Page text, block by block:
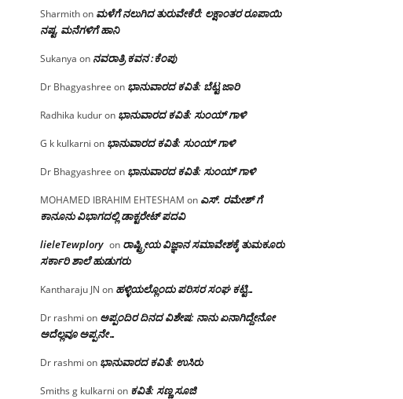
Sharmithon ಮಳೆಗೆ ನಲುಗಿದ ತುರುವೇಕೆರೆ: ಲಕ್ಷಾಂತರ ರೂಪಾಯಿ
ನಷ್ಟ, ಮನೆಗಳಿಗೆ ಹಾನಿ
Sukanya on ನವರಾತ್ರಿ ಕವನ :ಕೆಂಪು
Dr Bhagyashree on ಭಾನುವಾರದ ಕವಿತೆ: ಬೆಟ್ಟ ಜಾರಿ
Radhika kuduron ಭಾನುವಾರದ ಕವಿತೆ: ಸುಂಯ್ ಗಾಳಿ
G k kulkarni on ಭಾನುವಾರದ ಕವಿತೆ: ಸುಂಯ್ ಗಾಳಿ
Dr Bhagyashree on ಭಾನುವಾರದ ಕವಿತೆ: ಸುಂಯ್ ಗಾಳಿ
MOHAMED IBRAHIM EHTESHAM on ಎಸ್. ರಮೇಶ್ ಗೆ
ಕಾನೂನು ವಿಭಾಗದಲ್ಲಿ ಡಾಕ್ಟರೇಟ್ ಪದವಿ
lieleTewplory on ರಾಷ್ಟ್ರೀಯ ವಿಜ್ಞಾನ ಸಮಾವೇಶಕ್ಕೆ‌ ತುಮಕೂರು
ಸರ್ಕಾರಿ ಶಾಲೆ ಹುಡುಗರು
Kantharaju JN on ಹಳ್ಳಿಯಲ್ಲೊಂದು ಪರಿಸರ ಸಂಘ ಕಟ್ಟಿ…
Dr rashmi on ಅಪ್ಪಂದಿರ ದಿನದ ವಿಶೇಷ: ನಾನು ಏನಾಗಿದ್ದೇನೋ‌
ಅದೆಲ್ಲವೂ ಅಪ್ಪನೇ…
Dr rashmi on ಭಾನುವಾರದ ಕವಿತೆ: ಉಸಿರು
Smiths g kulkarni on ಕವಿತೆ: ಸಣ್ಣ ಸೂಜಿ